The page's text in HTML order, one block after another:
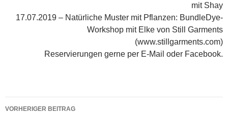
mit Shay
17.07.2019 – Natürliche Muster mit Pflanzen: BundleDye-
Workshop mit Elke von Still Garments
(www.stillgarments.com)
Reservierungen gerne per E-Mail oder Facebook.
Beitragsnavigation
VORHERIGER BEITRAG